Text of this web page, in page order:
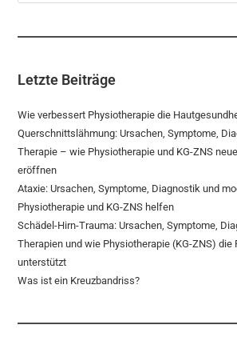
Letzte Beiträge
Wie verbessert Physiotherapie die
Querschnittslähmung: Ursachen, Symptome,
Therapie – wie Physiotherapie und KG-ZNS
eröffnen
Ataxie: Ursachen, Symptome, Diagnostik und
Physiotherapie und KG-ZNS helfen
Schädel-Hirn-Trauma: Ursachen, Symptome,
Therapien und wie Physiotherapie (KG-ZNS) die
unterstützt
Was ist ein Kreuzbandriss?